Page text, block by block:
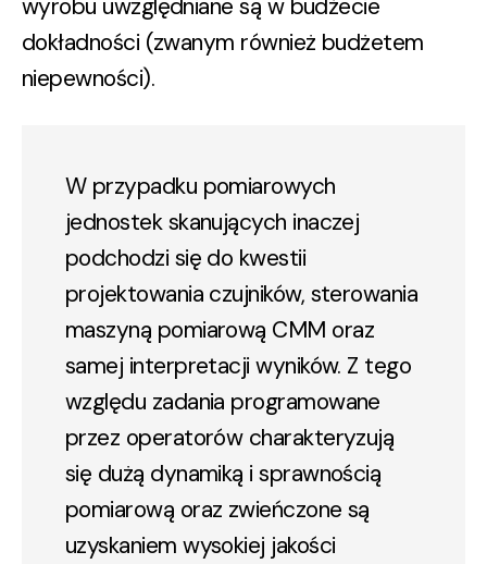
wyrobu uwzględniane są w budżecie
dokładności (zwanym również budżetem
niepewności).
W przypadku pomiarowych
jednostek skanujących inaczej
podchodzi się do kwestii
projektowania czujników, sterowania
maszyną pomiarową CMM oraz
samej interpretacji wyników. Z tego
względu zadania programowane
przez operatorów charakteryzują
się dużą dynamiką i sprawnością
pomiarową oraz zwieńczone są
uzyskaniem wysokiej jakości